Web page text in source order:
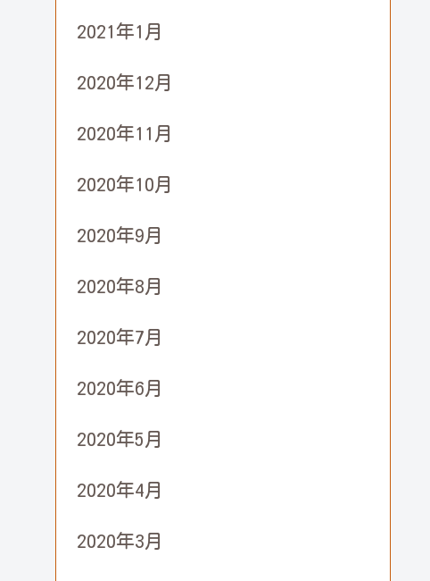
2021年1月
2020年12月
2020年11月
2020年10月
2020年9月
2020年8月
2020年7月
2020年6月
2020年5月
2020年4月
2020年3月